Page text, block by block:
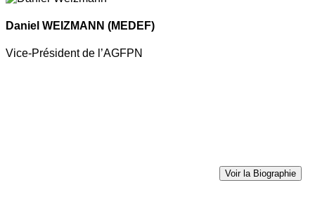
Daniel WEIZMANN (MEDEF)
Vice-Président de l’AGFPN
Voir la Biographie